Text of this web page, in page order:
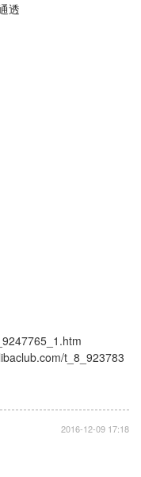
透
t_8_923783
2016-12-09 17:18